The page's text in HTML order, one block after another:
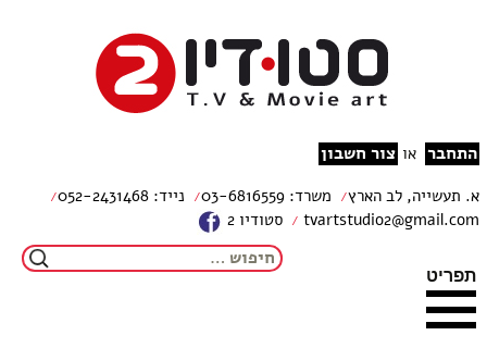
studio2
התחבר או צור חשבון
א. תעשייה, לב הארץ משרד: 03-6816559
נייד: 052-2431468
tvartstudio2@gmail.com
סטודיו 2
תפריט
חיפוש: